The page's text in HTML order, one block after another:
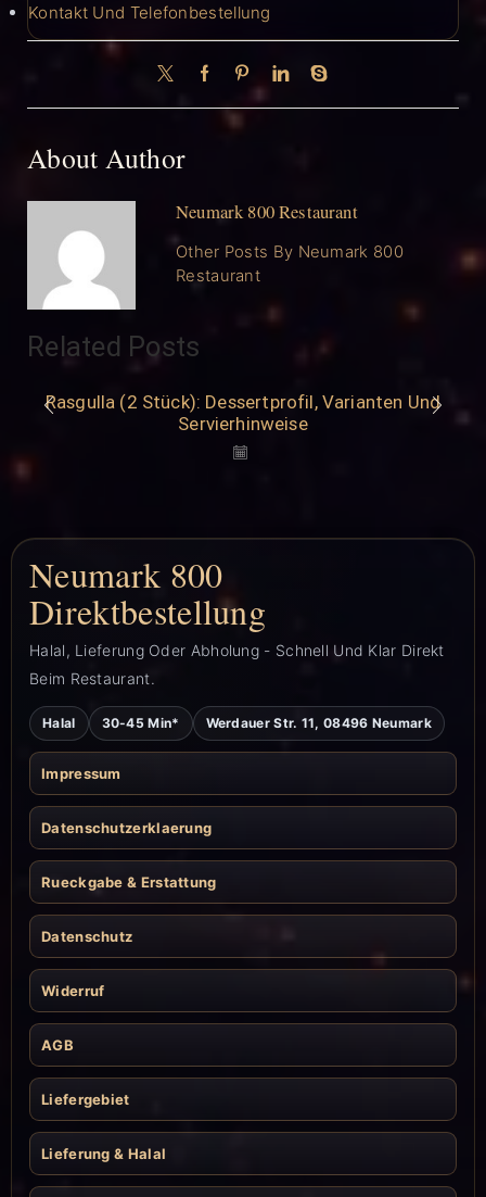
Kontakt Und Telefonbestellung
About Author
Neumark 800 Restaurant
Other Posts By Neumark 800
Restaurant
Related Posts
Rasgulla (2 Stück): Dessertprofil, Varianten Und
Servierhinweise
Neumark 800
Direktbestellung
Halal, Lieferung Oder Abholung - Schnell Und Klar Direkt
Beim Restaurant.
Halal 30-45 Min* Werdauer Str. 11, 08496 Neumark
Impressum
Datenschutzerklaerung
Rueckgabe & Erstattung
Datenschutz
Widerruf
AGB
Liefergebiet
Lieferung & Halal